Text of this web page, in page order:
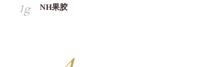
1g NH果胶